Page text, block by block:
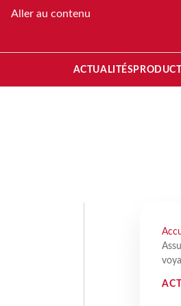
Aller au contenu
ACTUALITÉS